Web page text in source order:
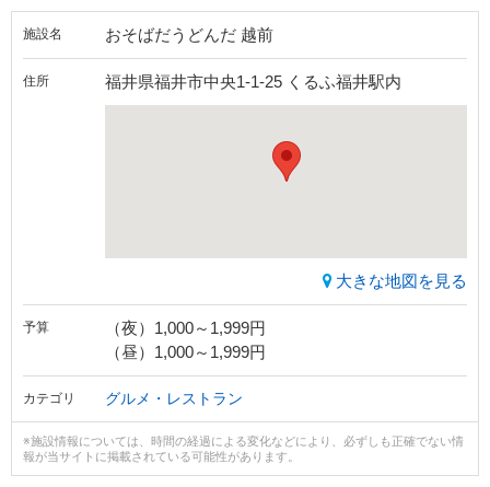
施設名 おそばだうどんだ 越前
住所 福井県福井市中央1-1-25 くるふ福井駅内
大きな地図を見る
予算
（夜）1,000～1,999円
（昼）1,000～1,999円
カテゴリ グルメ・レストラン
※施設情報については、時間の経過による変化などにより、必ずしも正確でない情
報が当サイトに掲載されている可能性があります。